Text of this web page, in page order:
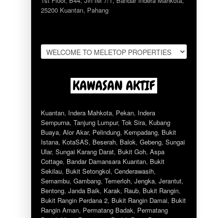
25200 Kuantan, Pahang
Kuantan, Indera Mahkota, Pekan, Indera
Sempurna, Tanjung Lumpur, Tok Sira, Kubang
Buaya, Alor Akar, Pelindung, Kempadang, Bukit
Istana, KotaSAS, Beserah, Balok, Gebeng, Sungai
Ular, Sungai Karang Darat, Bukit Goh, Aspa
Cottage, Bandar Damansara Kuantan, Bukit
Sekilau, Bukit Setongkol, Cenderawasih,
Semambu, Gambang, Temerloh, Jengka, Jerantut,
Bentong, Janda Baik, Karak, Raub, Bukit Rangin,
Bukit Rangin Perdana 2, Bukit Rangin Damai, Bukit
Rangin Aman, Permatang Badak, Permatang